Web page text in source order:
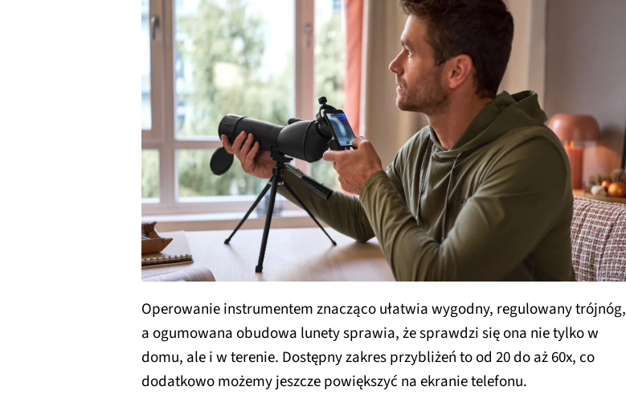
Operowanie instrumentem znacząco ułatwia wygodny, regulowany trójnóg,
a ogumowana obudowa lunety sprawia, że sprawdzi się ona nie tylko w
domu, ale i w terenie. Dostępny zakres przybliżeń to od 20 do aż 60x, co
dodatkowo możemy jeszcze powiększyć na ekranie telefonu.